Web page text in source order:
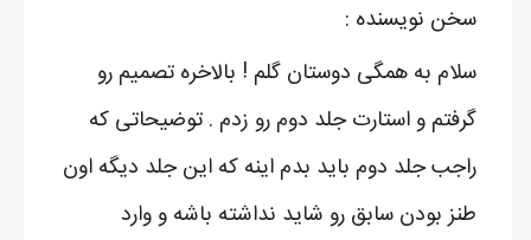
سخن نویسنده :
سلام به همگی دوستان گلم ! بالاخره تصمیم رو
گرفتم و استارت جلد دوم رو زدم . توضیحاتی که
راجب جلد دوم باید بدم اینه که این جلد دیگه اون
طنز بودن سابق رو شاید نداشته باشه و وارد